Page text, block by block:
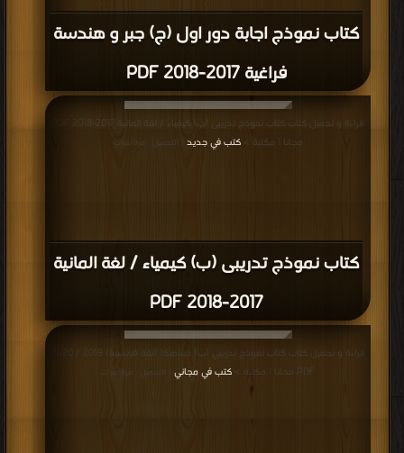
كتاب نموذج اجابة دور اول (ج) جبر و هندسة
فراغية 2017-2018 PDF
كتاب نموذج تدريبى (ب) كيمياء / لغة المانية
2017-2018 PDF
مجانا | مكتبة >كتب في جديد | التحميل : مرة/مرات
قراءة و تحميل كتاب كتاب نموذج تدريبي (ب) ديناميكا (لغة فرنسية) 2019 / 2020
PDF مجانا | مكتبة >
كتب في مجاني | التحميل : مرة/مرات